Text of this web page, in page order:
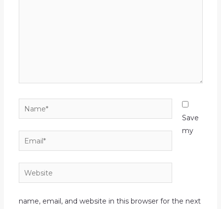
Name*
Email*
Website
Save
my
name, email, and website in this browser for the next